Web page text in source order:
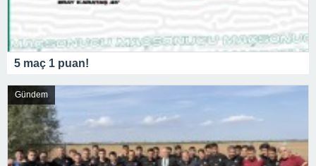
5 maç 1 puan!
Gündem